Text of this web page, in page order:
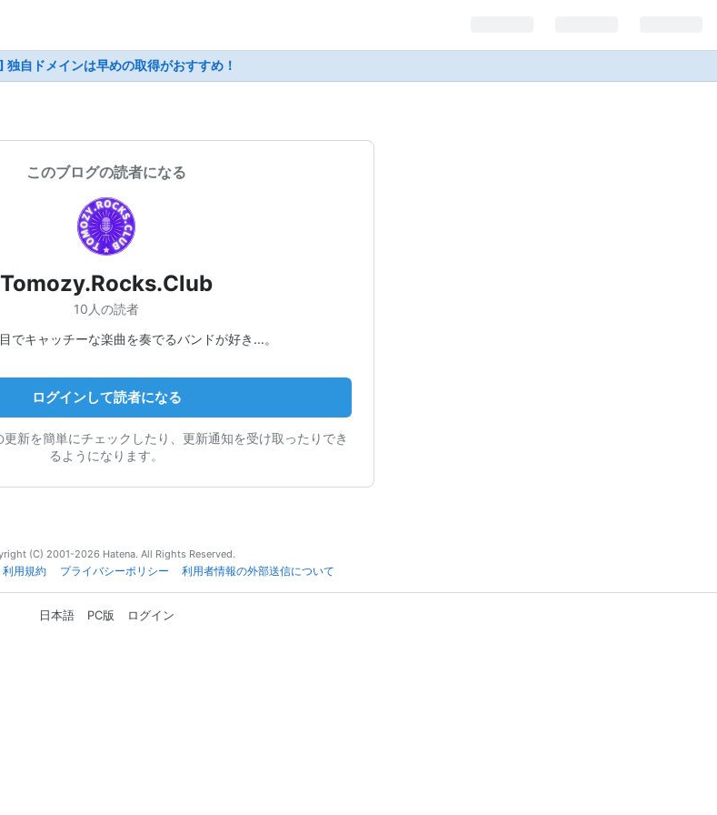
独自ドメインは早めの取得がおすすめ！
このブログの読者になる
Tomozy.Rocks.Club
10人の読者
でキャッチーな楽曲を奏でるバンドが好き…。
ログインして読者になる
新を簡単にチェックしたり、更新通知を受け取ったりでき
るようになります。
(C) 2001-2026 Hatena. All Rights Reserved.
利用規約 プライバシーポリシー 利用者情報の外部送信について
日本語 PC版 ログイン